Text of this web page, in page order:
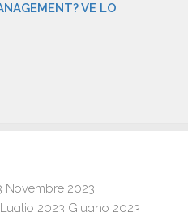
VE LO
Novembre 2023
Luglio 2023 Giugno 2023